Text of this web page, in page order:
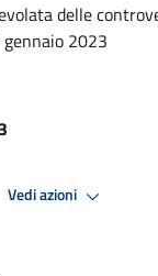
delle
2023
Vedi azioni